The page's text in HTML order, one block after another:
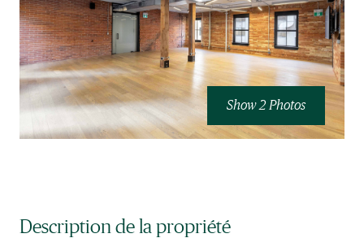
Show 2 Photos
Description de la propriété